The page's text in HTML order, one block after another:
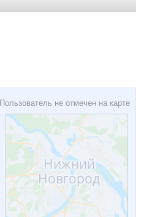
Пользователь не отмечен на карте